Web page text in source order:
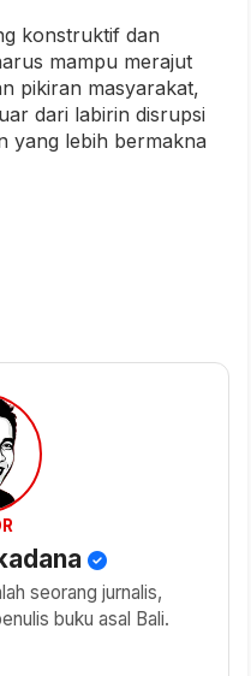
konstruktif dan
mampu merajut
pikiran masyarakat,
dari labirin disrupsi
yang lebih bermakna
seorang jurnalis,
buku asal Bali.